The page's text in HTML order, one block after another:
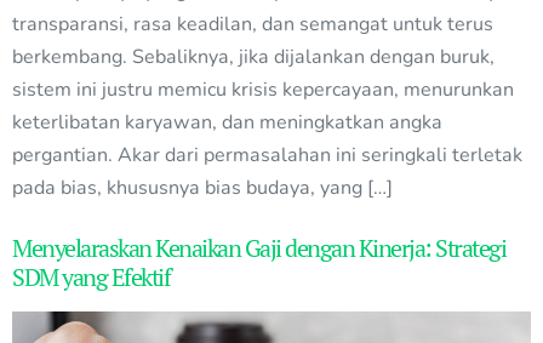
transparansi, rasa keadilan, dan semangat untuk terus
berkembang. Sebaliknya, jika dijalankan dengan buruk,
sistem ini justru memicu krisis kepercayaan, menurunkan
keterlibatan karyawan, dan meningkatkan angka
pergantian. Akar dari permasalahan ini seringkali terletak
pada bias, khususnya bias budaya, yang […]
Menyelaraskan Kenaikan Gaji dengan Kinerja: Strategi
SDM yang Efektif